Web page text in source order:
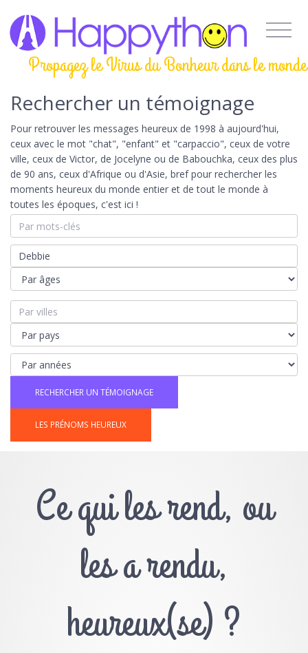
Propagez le Virus du Bonheur dans le monde
Rechercher un témoignage
Pour retrouver les messages heureux de 1998 à aujourd'hui,
ceux avec le mot "chat", "enfant" et "carpaccio", ceux de votre
ville, ceux de Victor, de Jocelyne ou de Babouchka, ceux des plus
de 90 ans, ceux d'Afrique ou d'Asie, bref pour rechercher les
moments heureux du monde entier et de tout le monde à
toutes les époques, c'est ici !
LES PRÉNOMS HEUREUX
Ce qui les rend, ou
les a rendu,
heureux(se) ?